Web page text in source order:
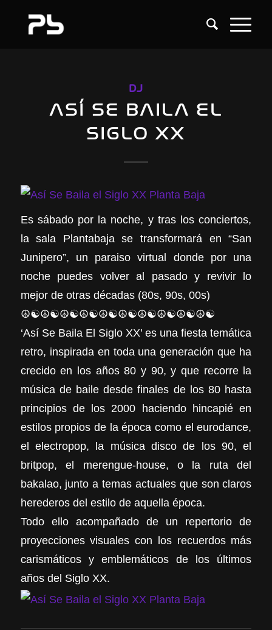
DJ
ASÍ SE BAILA EL
SIGLO XX
Es sábado por la noche, y tras los conciertos,
la sala Plantabaja se transformará en “San
Junipero”, un paraiso virtual donde por una
noche puedes volver al pasado y revivir lo
mejor de otras décadas (80s, 90s, 00s)
☮☯☮☯☮☯☮☯☮☯☮☯☮☯☮☯☮☯☮☯
‘Así Se Baila El Siglo XX’ es una fiesta temática
retro, inspirada en toda una generación que ha
crecido en los años 80 y 90, y que recorre la
música de baile desde finales de los 80 hasta
principios de los 2000 haciendo hincapié en
estilos propios de la época como el eurodance,
el electropop, la música disco de los 90, el
britpop, el merengue-house, o la ruta del
bakalao, junto a temas actuales que son claros
herederos del estilo de aquella época.
Todo ello acompañado de un repertorio de
proyecciones visuales con los recuerdos más
carismáticos y emblemáticos de los últimos
años del Siglo XX.